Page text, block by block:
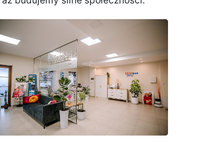
Trzeba je po prostu przeżyć...